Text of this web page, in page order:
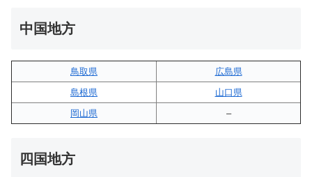
中国地方
鳥取県
広島県
島根県
山口県
岡山県
–
四国地方